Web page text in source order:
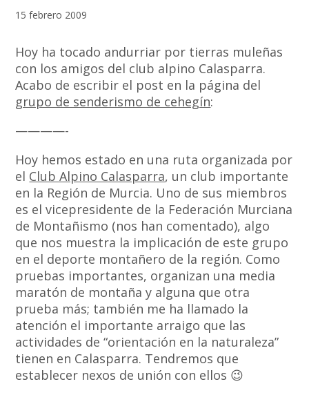
15 febrero 2009
Hoy ha tocado andurriar por tierras muleñas
con los amigos del club alpino Calasparra.
Acabo de escribir el post en la página del
grupo de senderismo de cehegín:
————-
Hoy hemos estado en una ruta organizada por
el Club Alpino Calasparra, un club importante
en la Región de Murcia. Uno de sus miembros
es el vicepresidente de la Federación Murciana
de Montañismo (nos han comentado), algo
que nos muestra la implicación de este grupo
en el deporte montañero de la región. Como
pruebas importantes, organizan una media
maratón de montaña y alguna que otra
prueba más; también me ha llamado la
atención el importante arraigo que las
actividades de “orientación en la naturaleza”
tienen en Calasparra. Tendremos que
establecer nexos de unión con ellos 😉